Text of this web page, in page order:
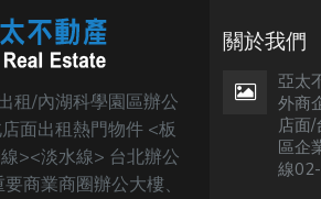
租/內湖科學園區辦公
面出租熱門物件 <板
><淡水線> 台北辦公
商業商圈辦公大樓、
關於我們
亞太
外商
店面/
區企
線